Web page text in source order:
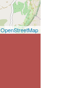
OpenStreetMap